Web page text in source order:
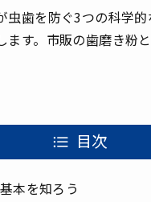
歯を防ぐ3つの科学
す。市販の歯磨き粉
目次
本を知ろう